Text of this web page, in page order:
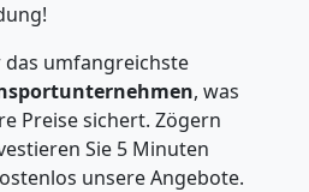
umfangreichste
, was
Preise sichert. Zögern
Sie 5 Minuten
unsere Angebote.